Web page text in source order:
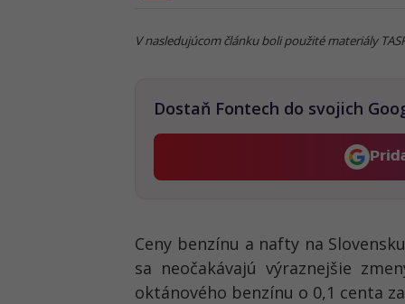
V nasledujúcom článku boli použité materiály
Dostaň Fontech do svojich
Ceny benzínu a nafty na
sa neočakávajú výraznejšie
oktánového benzínu o 0,1 centa